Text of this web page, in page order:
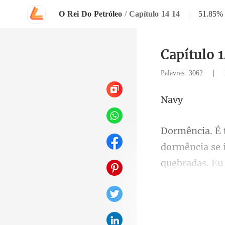
O Rei Do Petróleo / Capítulo 14 14 | 51.85%
Capítulo
Palavras: 3062 |
a
quebradas.